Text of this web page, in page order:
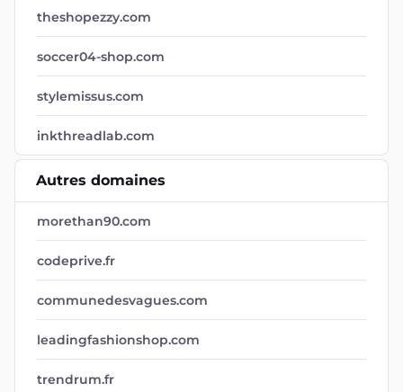
theshopezzy.com
soccer04-shop.com
stylemissus.com
inkthreadlab.com
Autres domaines
morethan90.com
codeprive.fr
communedesvagues.com
leadingfashionshop.com
trendrum.fr